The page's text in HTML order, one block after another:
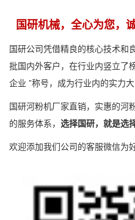
国研机械，全心为您，
国研公司凭借精良的核心技术和
批国内外客户，在行业内竖立了
企业 ”称号，成为行业内的实力大
国研河粉机厂家直销，实惠的河
的服务体系， 选择国研，就是选
欢迎添加我们公司的客服微信为